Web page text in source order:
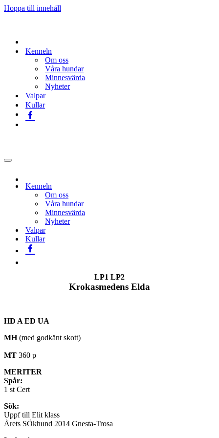
Hoppa till innehåll
Kenneln
Om oss
Våra hundar
Minnesvärda
Nyheter
Valpar
Kullar
Navigeringsmeny
Kenneln
Om oss
Våra hundar
Minnesvärda
Nyheter
Valpar
Kullar
LP1 LP2
Krokasmedens Elda
HD A ED UA
MH(med godkänt skott)
MT 360 p
MERITER
Spår:
1 st Cert
Sök:
Uppf till Elit klass
Årets SÖkhund 2014 Gnesta-Trosa